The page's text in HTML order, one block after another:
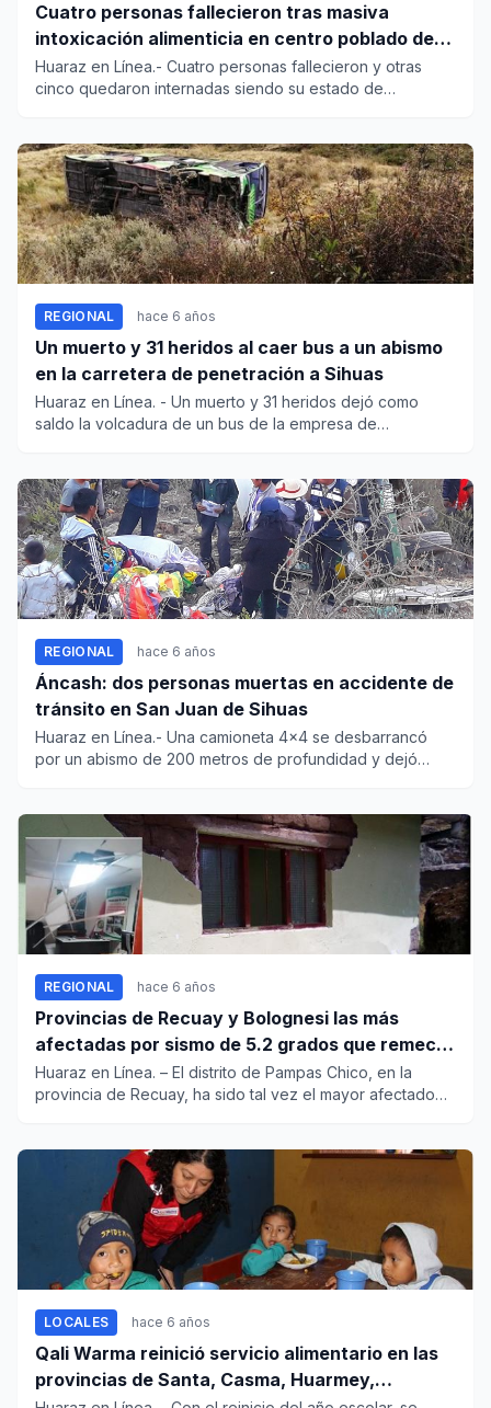
Cuatro personas fallecieron tras masiva
intoxicación alimenticia en centro poblado de
Sihuas
Huaraz en Línea.- Cuatro personas fallecieron y otras
cinco quedaron internadas siendo su estado de
REGIONAL hace 6 años
Un muerto y 31 heridos al caer bus a un abismo
en la carretera de penetración a Sihuas
Huaraz en Línea. - Un muerto y 31 heridos dejó como
saldo la volcadura de un bus de la empresa de
REGIONAL hace 6 años
Áncash: dos personas muertas en accidente de
tránsito en San Juan de Sihuas
Huaraz en Línea.- Una camioneta 4x4 se desbarrancó
por un abismo de 200 metros de profundidad y dejó
REGIONAL hace 6 años
Provincias de Recuay y Bolognesi las más
afectadas por sismo de 5.2 grados que remeció
la región Áncash
Huaraz en Línea. – El distrito de Pampas Chico, en la
provincia de Recuay, ha sido tal vez el mayor afectado
LOCALES hace 6 años
Qali Warma reinició servicio alimentario en las
provincias de Santa, Casma, Huarmey,